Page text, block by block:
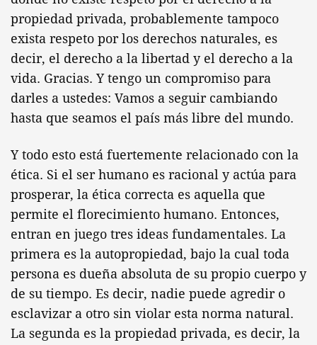
propiedad privada, probablemente tampoco
exista respeto por los derechos naturales, es
decir, el derecho a la libertad y el derecho a la
vida. Gracias. Y tengo un compromiso para
darles a ustedes: Vamos a seguir cambiando
hasta que seamos el país más libre del mundo.
Y todo esto está fuertemente relacionado con la
ética. Si el ser humano es racional y actúa para
prosperar, la ética correcta es aquella que
permite el florecimiento humano. Entonces,
entran en juego tres ideas fundamentales. La
primera es la autopropiedad, bajo la cual toda
persona es dueña absoluta de su propio cuerpo y
de su tiempo. Es decir, nadie puede agredir o
esclavizar a otro sin violar esta norma natural.
La segunda es la propiedad privada, es decir, la